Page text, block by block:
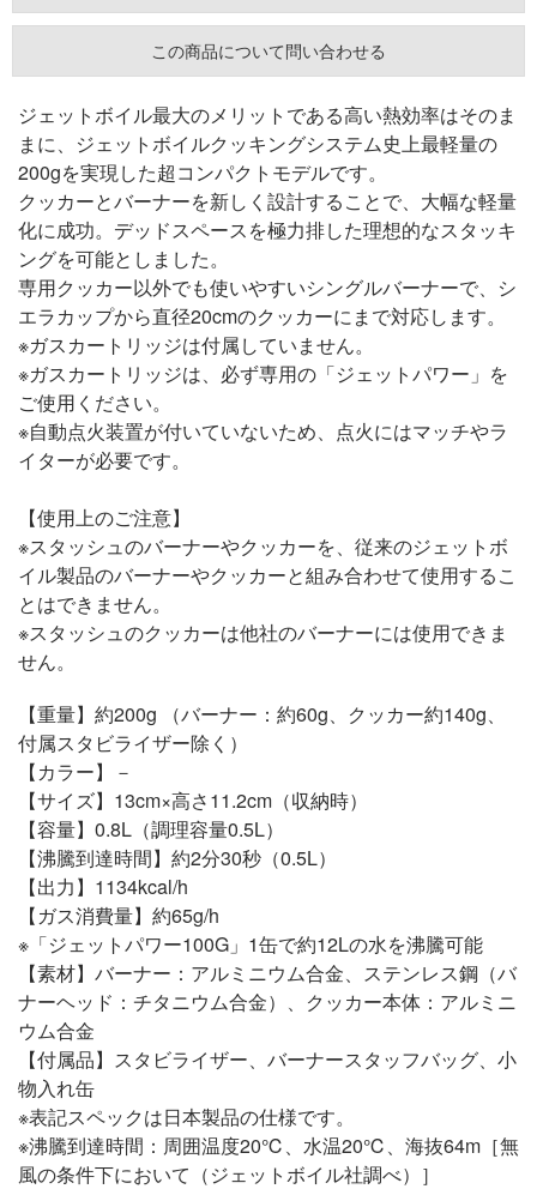
この商品について問い合わせる
ジェットボイル最大のメリットである高い熱効率はそのま
まに、ジェットボイルクッキングシステム史上最軽量の
200gを実現した超コンパクトモデルです。
クッカーとバーナーを新しく設計することで、大幅な軽量
化に成功。デッドスペースを極力排した理想的なスタッキ
ングを可能としました。
専用クッカー以外でも使いやすいシングルバーナーで、シ
エラカップから直径20cmのクッカーにまで対応します。
※ガスカートリッジは付属していません。
※ガスカートリッジは、必ず専用の「ジェットパワー」を
ご使用ください。
※自動点火装置が付いていないため、点火にはマッチやラ
イターが必要です。
【使用上のご注意】
※スタッシュのバーナーやクッカーを、従来のジェットボ
イル製品のバーナーやクッカーと組み合わせて使用するこ
とはできません。
※スタッシュのクッカーは他社のバーナーには使用できま
せん。
【重量】約200g （バーナー：約60g、クッカー約140g、
付属スタビライザー除く）
【カラー】－
【サイズ】13cm×高さ11.2cm（収納時）
【容量】0.8L（調理容量0.5L）
【沸騰到達時間】約2分30秒（0.5L）
【出力】1134kcal/h
【ガス消費量】約65g/h
※「ジェットパワー100G」1缶で約12Lの水を沸騰可能
【素材】バーナー：アルミニウム合金、ステンレス鋼（バ
ナーヘッド：チタニウム合金）、クッカー本体：アルミニ
ウム合金
【付属品】スタビライザー、バーナースタッフバッグ、小
物入れ缶
※表記スペックは日本製品の仕様です。
※沸騰到達時間：周囲温度20℃、水温20℃、海抜64m［無
風の条件下において（ジェットボイル社調べ）］